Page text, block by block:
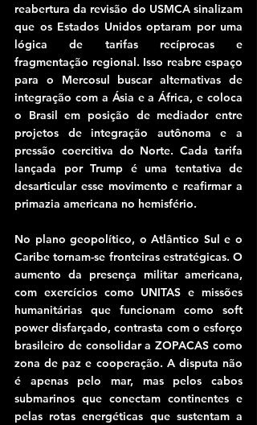
reabertura da revisão do USMCA sinalizam
que os Estados Unidos optaram por uma
lógica de tarifas recíprocas e
fragmentação regional. Isso reabre espaço
para o Mercosul buscar alternativas de
integração com a Ásia e a África, e coloca
o Brasil em posição de mediador entre
projetos de integração autônoma e a
pressão coercitiva do Norte. Cada tarifa
lançada por Trump é uma tentativa de
desarticular esse movimento e reafirmar a
primazia americana no hemisfério.
No plano geopolítico, o Atlântico Sul e o
Caribe tornam-se fronteiras estratégicas. O
aumento da presença militar americana,
com exercícios como UNITAS e missões
humanitárias que funcionam como soft
power disfarçado, contrasta com o esforço
brasileiro de consolidar a ZOPACAS como
zona de paz e cooperação. A disputa não
é apenas pelo mar, mas pelos cabos
submarinos que conectam continentes e
pelas rotas energéticas que sustentam a